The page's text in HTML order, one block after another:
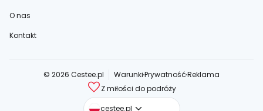
O nas
Kontakt
© 2026 Cestee.pl WarunkiPrywatnośćReklama
Z miłości do podróży
cestee.pl
cestee.com